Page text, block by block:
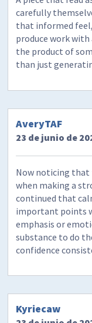
carefully
that informed
produce work
the product of
than just
AveryTAF
23 de junio de
Now noticing that
when making a
continued that
important points
emphasis or
substance to do
confidence
Kyriecaw